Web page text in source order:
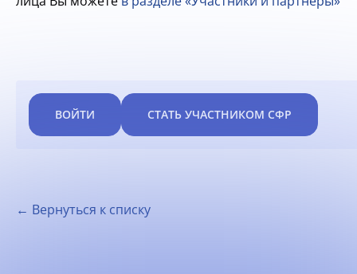
ВОЙТИ СТАТЬ УЧАСТНИКОМ СФР
← Вернуться к списку